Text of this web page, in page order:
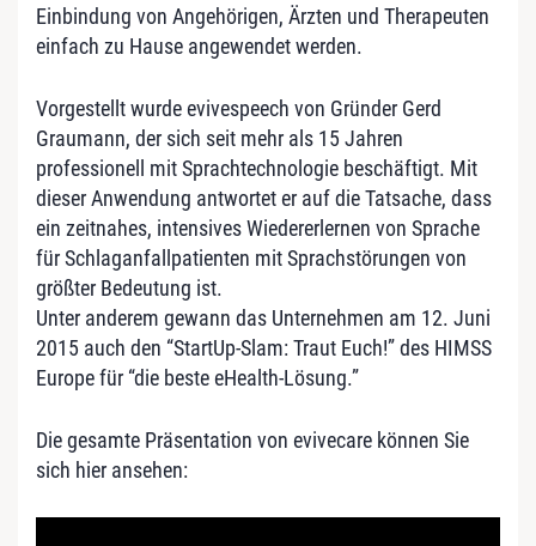
Einbindung von Angehörigen, Ärzten und Therapeuten
einfach zu Hause angewendet werden.
Vorgestellt wurde evivespeech von Gründer Gerd
Graumann, der sich seit mehr als 15 Jahren
professionell mit Sprachtechnologie beschäftigt. Mit
dieser Anwendung antwortet er auf die Tatsache, dass
ein zeitnahes, intensives Wiedererlernen von Sprache
für Schlaganfallpatienten mit Sprachstörungen von
größter Bedeutung ist.
Unter anderem gewann das Unternehmen am 12. Juni
2015 auch den “StartUp-Slam: Traut Euch!” des HIMSS
Europe für “die beste eHealth-Lösung.”
Die gesamte Präsentation von evivecare können Sie
sich hier ansehen: